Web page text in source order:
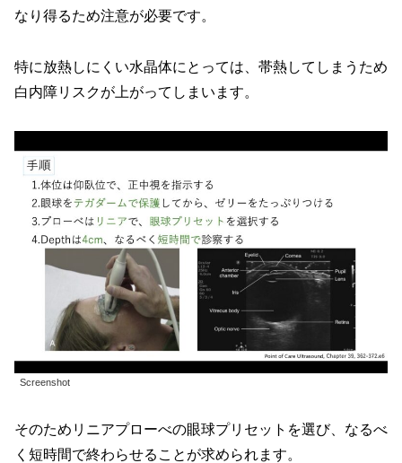
なり得るため注意が必要です。
特に放熱しにくい水晶体にとっては、帯熱してしまうため
白内障リスクが上がってしまいます。
Screenshot
そのためリニアプローべの眼球プリセットを選び、なるべ
く短時間で終わらせることが求められます。